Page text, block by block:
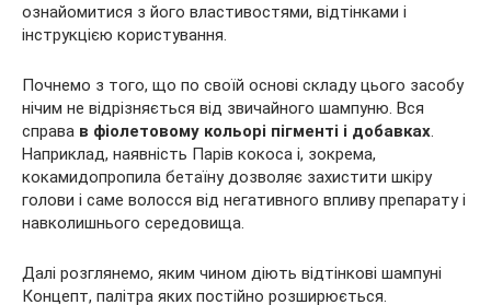
ознайомитися з його властивостями, відтінками і
інструкцією користування.
Почнемо з того, що по своїй основі складу цього засобу
нічим не відрізняється від звичайного шампуню. Вся
справа в фіолетовому кольорі пігменті і добавках.
Наприклад, наявність Парів кокоса і, зокрема,
кокамидопропила бетаїну дозволяє захистити шкіру
голови і саме волосся від негативного впливу препарату і
навколишнього середовища.
Далі розглянемо, яким чином діють відтінкові шампуні
Концепт, палітра яких постійно розширюється.